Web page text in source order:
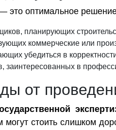
это оптимальное
планирующих
коммерческие или
убедиться в
заинтересованных в
от
могут стоить слишком